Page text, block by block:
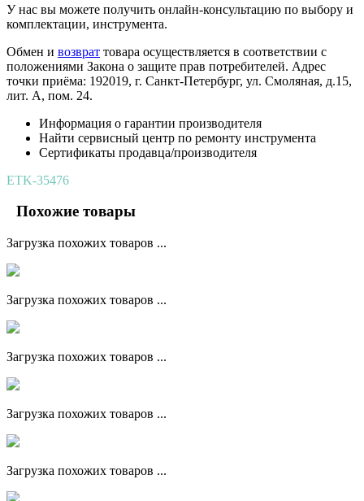
У нас вы можете получить онлайн-консультацию по выбору и
комплектации, инструмента.
Обмен и возврат товара осуществляется в соответствии с
положениями Закона о защите прав потребителей. Адрес
точки приёма: 192019, г. Санкт-Петербург, ул. Смоляная, д.15,
лит. А, пом. 24.
Информация о гарантии производителя
Найти сервисный центр по ремонту инструмента
Сертификаты продавца/производителя
ETK-35476
Похожие товары
Загрузка похожих товаров ...
Загрузка похожих товаров ...
Загрузка похожих товаров ...
Загрузка похожих товаров ...
Загрузка похожих товаров ...